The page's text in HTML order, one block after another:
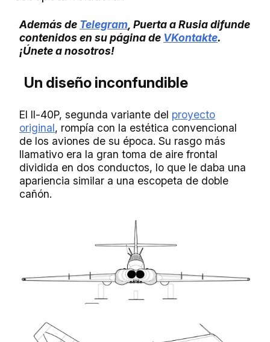
Además de Telegram, Puerta a Rusia difunde
contenidos en su página de VKontakte.
¡Únete a nosotros!
Un diseño inconfundible
El Il-40P, segunda variante del proyecto
original, rompía con la estética convencional
de los aviones de su época. Su rasgo más
llamativo era la gran toma de aire frontal
dividida en dos conductos, lo que le daba una
apariencia similar a una escopeta de doble
cañón.